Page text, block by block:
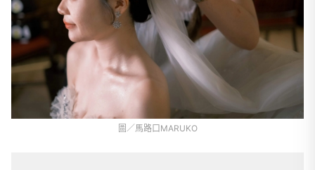
圖／馬路口MARUKO